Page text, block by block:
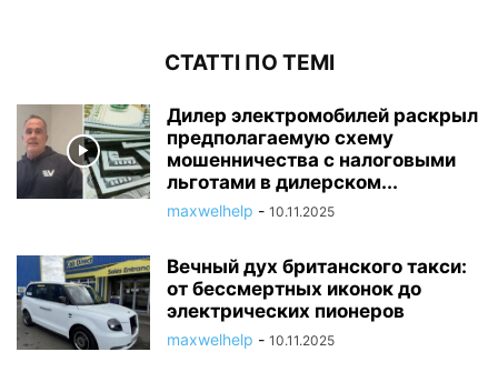
СТАТТІ ПО ТЕМІ
Дилер электромобилей раскрыл
предполагаемую схему
мошенничества с налоговыми
льготами в дилерском...
maxwelhelp - 10.11.2025
Вечный дух британского такси:
от бессмертных иконок до
электрических пионеров
maxwelhelp - 10.11.2025